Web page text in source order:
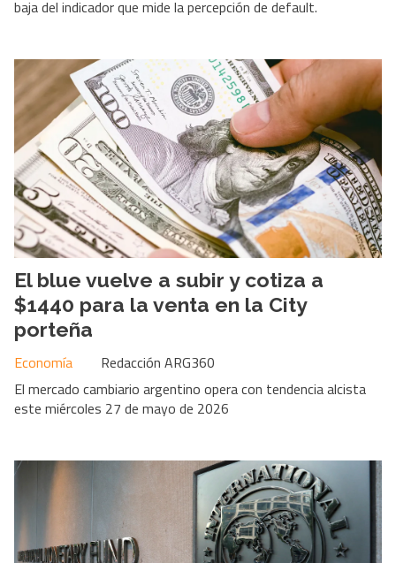
baja del indicador que mide la percepción de default.
El blue vuelve a subir y cotiza a
$1440 para la venta en la City
porteña
Redacción ARG360
Economía
El mercado cambiario argentino opera con tendencia alcista
este miércoles 27 de mayo de 2026